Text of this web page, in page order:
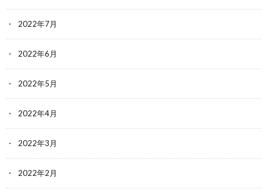
2022年7月
2022年6月
2022年5月
2022年4月
2022年3月
2022年2月